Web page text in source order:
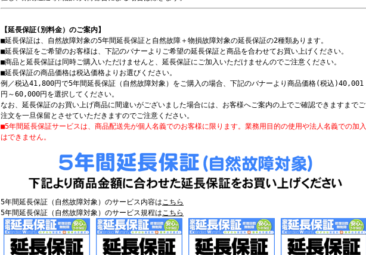
【延長保証(別料金）のご案内】
■延長保証は、自然故障対象の5年間延長保証と自然故障＋物損故障対象の延長保証の2種類あります。
■延長保証をご希望のお客様は、下記のバナーよりご希望の延長保証と商品を合わせてお買い上げください。
■商品と延長保証は同時ご購入いただけませんと、延長保証にご加入いただけませんのでご注意ください。
■延長保証の商品価格は税込価格よりお選びください。
例／税込41,800円で5年間延長保証（自然故障対象）をご購入の場合、下記のバナーより商品価格(税込)40,001
円～60,000円を選択してください。
なお、延長保証のお買い上げ商品に間違いがございました場合には、お客様へご案内の上でご確認できますまでご
注文を一旦保留とさせていただきますのでご注意ください。
■5年間延長保証サービスは、商品配送先が個人名義でのお客様に限ります。業務用目的の使用や法人名義での加入
はできません。
5年間延長保証（自然故障対象）のサービス内容はこちら
5年間延長保証（自然故障対象）のサービス規程はこちら